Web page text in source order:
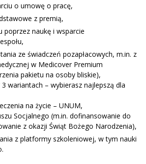
o umowę o pracę,
z premią,
naukę i wsparcie
ze świadczeń pozapłacowych, m.in. z
w Medicover Premium
pakietu na osoby bliskie),
wariantach – wybierasz najlepszą dla
na życie – UNUM,
Socjalnego (m.in. dofinansowanie do
z okazji Świąt Bożego Narodzenia),
z platformy szkoleniowej, w tym nauki